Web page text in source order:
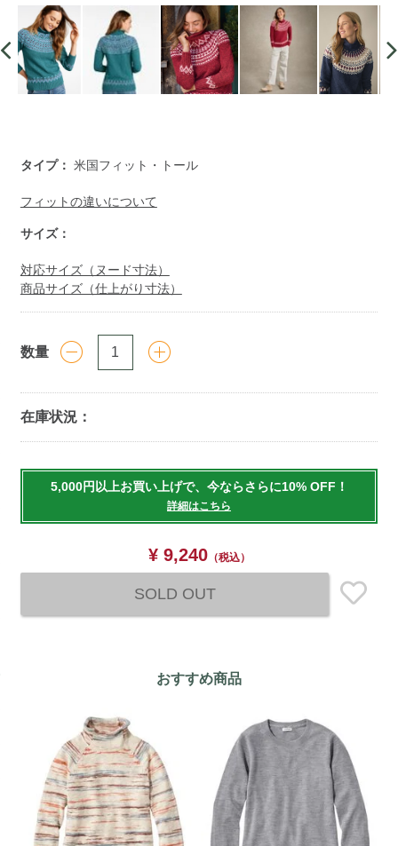
タイプ： 米国フィット・トール
フィットの違いについて
サイズ：
対応サイズ（ヌード寸法）
商品サイズ（仕上がり寸法）
数量
在庫状況：
to
5,000円以上お買い上げで、今ならさらに10% OFF！
詳細はこちら
¥ 9,240（税込）
SOLD OUT
おすすめ商品